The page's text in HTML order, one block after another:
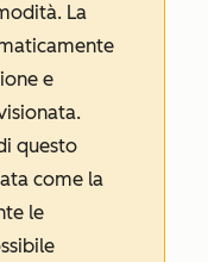
La
e
questo
come la
le